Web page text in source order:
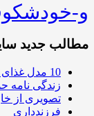
و-
مطالب جدید
10 مدل غذای مختلف با سیب زمینی
زندگی نامه
تصویری از
فرزندداری